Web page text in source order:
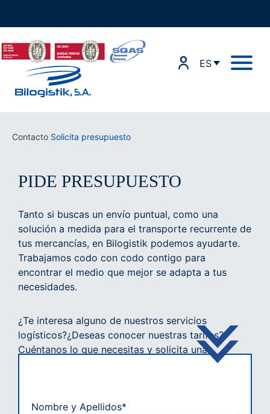
ES
Contacto Solicita presupuesto
PIDE PRESUPUESTO
Tanto si buscas un envío puntual, como una
solución a medida para el transporte recurrente de
tus mercancías, en Bilogistik podemos ayudarte.
Trabajamos codo con codo contigo para
encontrar el medio que mejor se adapta a tus
necesidades.
¿Te interesa alguno de nuestros servicios
logísticos?¿Deseas conocer nuestras tarifas?
Cuéntanos lo que necesitas y solicita una
cotización. Uno de nuestros expertos se pondrá
Nombre y Apellidos*